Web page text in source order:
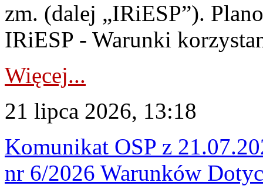
zm. (dalej „IRiESP”).
IRiESP - Warunki
Więcej...
21 lipca 2026, 13:18
Komunikat OSP z
nr 6/2026 Warunków